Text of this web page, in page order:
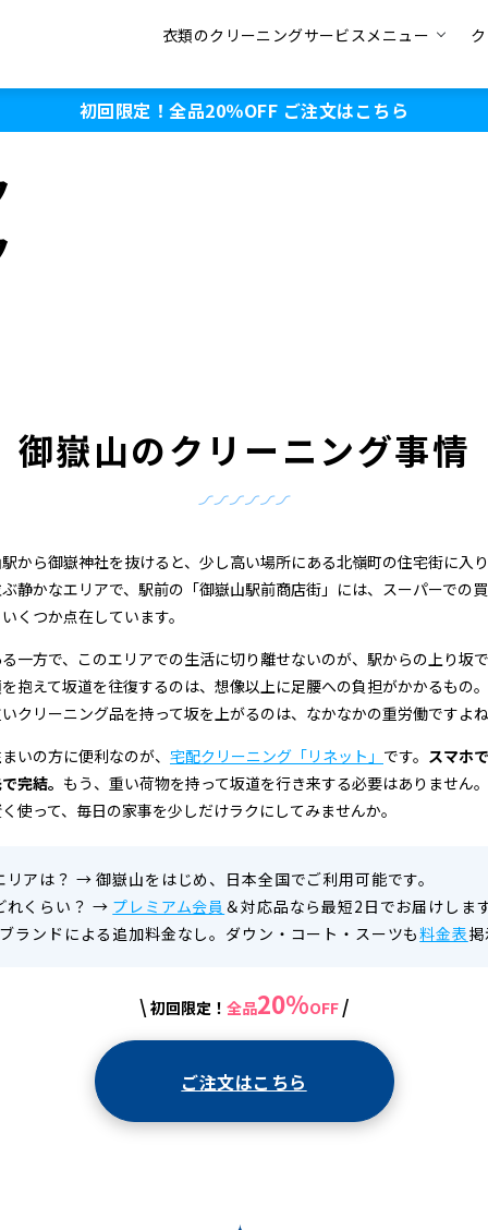
衣類のクリーニングサービスメニュー
初回限定！全品20％OFF ご注文はこちら
御嶽山のクリーニング事情
から御嶽神社を抜けると、少し高い場所にある北嶺町の住宅街に入
静かなエリアで、駅前の「御嶽山駅前商店街」には、スーパーでの
くつか点在しています。
一方で、このエリアでの生活に切り離せないのが、駅からの上り坂
抱えて坂道を往復するのは、想像以上に足腰への負担がかかるもの
クリーニング品を持って坂を上がるのは、なかなかの重労働ですよね
いの方に便利なのが、 宅配クリーニング「リネット」 です。 スマホ
完結。 もう、重い荷物を持って坂道を行き来する必要はありません
使って、毎日の家事を少しだけラクにしてみませんか。
アは？ →御嶽山をはじめ、日本全国でご利用可能です。
くらい？ → プレミアム会員 ＆対応品なら最短2日でお届けします
ブランドによる追加料金なし。ダウン・コート・スーツも料金表掲
\ 初回限定！ 全品20%OFF /
ご注文はこちら